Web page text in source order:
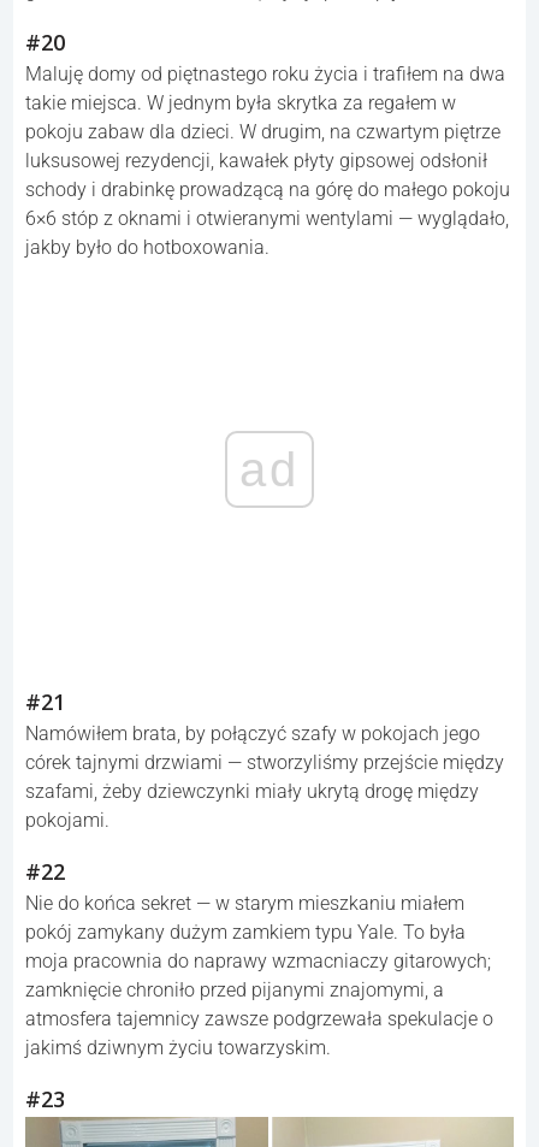
#20
Maluję domy od piętnastego roku życia i trafiłem na dwa
takie miejsca. W jednym była skrytka za regałem w
pokoju zabaw dla dzieci. W drugim, na czwartym piętrze
luksusowej rezydencji, kawałek płyty gipsowej odsłonił
schody i drabinkę prowadzącą na górę do małego pokoju
6×6 stóp z oknami i otwieranymi wentylami — wyglądało,
jakby było do hotboxowania.
ad
#21
Namówiłem brata, by połączyć szafy w pokojach jego
córek tajnymi drzwiami — stworzyliśmy przejście między
szafami, żeby dziewczynki miały ukrytą drogę między
pokojami.
#22
Nie do końca sekret — w starym mieszkaniu miałem
pokój zamykany dużym zamkiem typu Yale. To była
moja pracownia do naprawy wzmacniaczy gitarowych;
zamknięcie chroniło przed pijanymi znajomymi, a
atmosfera tajemnicy zawsze podgrzewała spekulacje o
jakimś dziwnym życiu towarzyskim.
#23